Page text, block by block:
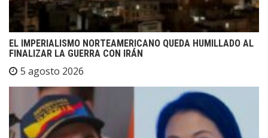
EL IMPERIALISMO NORTEAMERICANO QUEDA HUMILLADO AL
FINALIZAR LA GUERRA CON IRÁN
5 agosto 2026